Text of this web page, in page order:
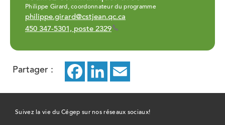
Partager : Facebook
ce
lien
ouvrira
LinkedIn
ce
lien
ouvrira
lien
ouvrira
Philippe Girard, coordonnateur du programme
philippe.girard@cstjean.qc.ca
450 347-5301, poste 2329
Suivez la vie du Cégep sur nos réseaux sociaux!